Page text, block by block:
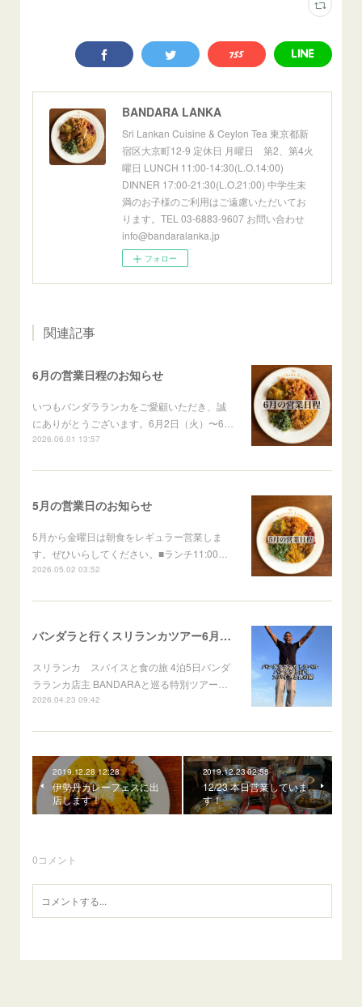
BANDARA LANKA
Sri Lankan Cuisine & Ceylon Tea 東京都新
宿区大京町12-9 定休日 月曜日 第2、第4火
曜日 LUNCH 11:00-14:30(L.O.14:00)
DINNER 17:00-21:30(L.O.21:00) 中学生未
満のお子様のご利用はご遠慮いただいてお
ります。TEL 03-6883-9607 お問い合わせ
info@bandaralanka.jp
フォロー
関連記事
6月の営業日程のお知らせ
いつもバンダラランカをご愛顧いただき、誠
にありがとうございます。6月2日（火）〜6…
2026.06.01 13:57
5月の営業日のお知らせ
5月から金曜日は朝食をレギュラー営業しま
す。ぜひいらしてください。■ランチ11:00…
2026.05.02 03:52
バンダラと行くスリランカツアー6月出発
スリランカ スパイスと食の旅 4泊5日バンダ
ラランカ店主 BANDARAと巡る特別ツアー…
2026.04.23 09:42
2019.12.28 12:28
伊勢丹カレーフェスに出
店します！
2019.12.23 02:58
12/23 本日営業していま
す！
0コメント